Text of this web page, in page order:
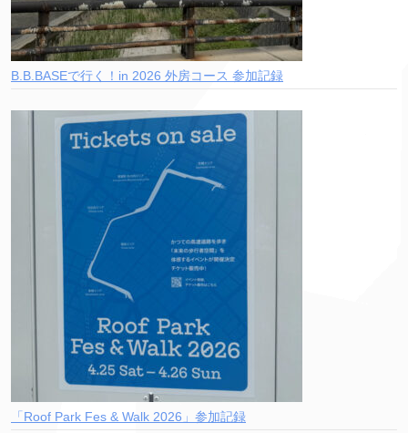
B.B.BASEで行く！in 2026 外房コース 参加記録
「Roof Park Fes & Walk 2026」参加記録